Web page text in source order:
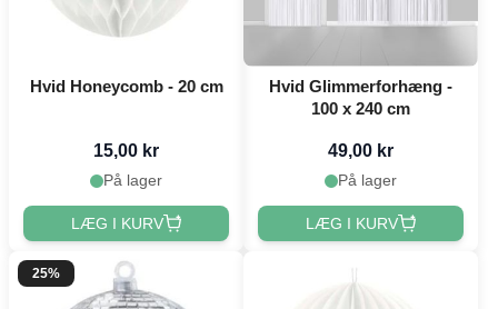
Hvid Honeycomb - 20 cm
15,00 kr
På lager
LÆG I KURV
Hvid Glimmerforhæng -
100 x 240 cm
49,00 kr
På lager
LÆG I KURV
25%